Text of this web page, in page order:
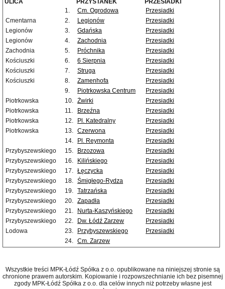
ULICA PRZYSTANEK
PRZESIADKI
1.
Cm. Ogrodowa
Przesiadki
Cmentarna
2. Legionów
Przesiadki
Legionów
3. Gdańska
Przesiadki
Legionów
4. Zachodnia
Przesiadki
Zachodnia
5. Próchnika
Przesiadki
Kościuszki
6. 6 Sierpnia
Przesiadki
Kościuszki
7. Struga
Przesiadki
Kościuszki
8. Zamenhofa
Przesiadki
9.
Piotrkowska Centrum
Przesiadki
Piotrkowska
10. Żwirki
Przesiadki
Piotrkowska
11. Brzeźna
Przesiadki
Piotrkowska
12. Pl. Katedralny
Przesiadki
Piotrkowska
13. Czerwona
Przesiadki
14.
Pl. Reymonta
Przesiadki
Przybyszewskiego
15. Brzozowa
Przesiadki
Przybyszewskiego
16. Kilińskiego
Przesiadki
Przybyszewskiego
17. Łęczycka
Przesiadki
Przybyszewskiego
18. Śmigłego-Rydza
Przesiadki
Przybyszewskiego
19. Tatrzańska
Przesiadki
Przybyszewskiego
20. Zapadła
Przesiadki
Przybyszewskiego
21. Nurta-Kaszyńskiego
Przesiadki
Przybyszewskiego
22. Dw. Łódź Zarzew
Przesiadki
Lodowa
23. Przybyszewskiego
Przesiadki
24. Cm. Zarzew
Wszystkie treści MPK-Łódź Spółka z o.o. opublikowane na niniejszej stronie są
chronione prawem autorskim. Kopiowanie i rozpowszechnianie ich bez pisemnej
zgody MPK-Łódź Spółka z o.o. dla celów innych niż potrzeby własne jest